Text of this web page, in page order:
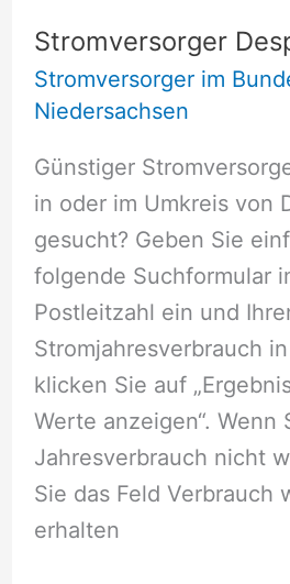
Stromversorger
Stromversorger im
Niedersachsen
Günstiger
in oder im Umkreis von
gesucht? Geben Sie
folgende Suchformular
Postleitzahl ein und
Stromjahresverbrauch
klicken Sie auf
Werte anzeigen“. Wenn
Jahresverbrauch nicht
Sie das Feld Verbrauch
erhalten